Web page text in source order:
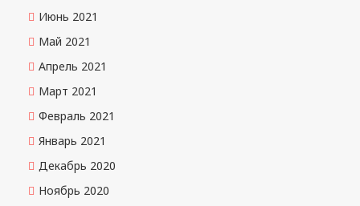
Июнь 2021
Май 2021
Апрель 2021
Март 2021
Февраль 2021
Январь 2021
Декабрь 2020
Ноябрь 2020